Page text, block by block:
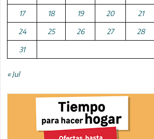
17 18 19 20 21
24 25 26 27 28
31
« Jul